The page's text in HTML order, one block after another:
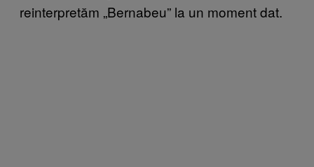
reinterpretăm „Bernabeu” la un moment dat.